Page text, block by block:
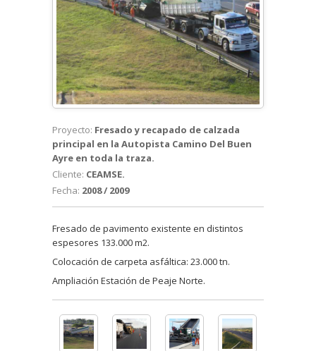
Proyecto: Fresado y recapado de calzada
principal en la Autopista Camino Del Buen
Ayre en toda la traza.
Cliente: CEAMSE.
Fecha: 2008 / 2009
Fresado de pavimento existente en distintos
espesores 133.000 m2.
Colocación de carpeta asfáltica: 23.000 tn.
Ampliación Estación de Peaje Norte.